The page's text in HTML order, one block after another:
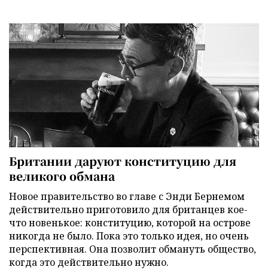
Британии даруют конституцию для
великого обмана
Новое правительство во главе с Энди Бернемом
действительно приготовило для британцев кое-
что новенькое: конституцию, которой на острове
никогда не было. Пока это только идея, но очень
перспективная. Она позволит обмануть общество,
когда это действительно нужно.